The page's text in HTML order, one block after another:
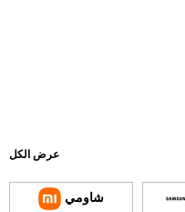
عرض الكل
شاومي